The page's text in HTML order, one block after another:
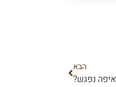
הבא
איפה נפגש?